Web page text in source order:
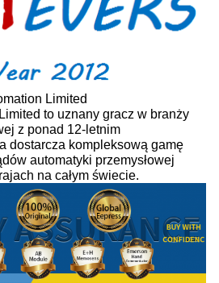
Limited
to uznany gracz w branży
z ponad 12-letnim
dostarcza kompleksową gamę
automatyki przemysłowej
na całym świecie.